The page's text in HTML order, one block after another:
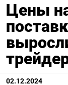
Цены
02.12.2024